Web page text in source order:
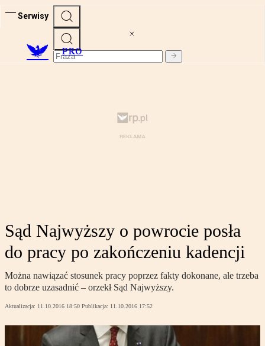
Serwisy
PRO
Sąd Najwyższy o powrocie posła
do pracy po zakończeniu kadencji
Można nawiązać stosunek pracy poprzez fakty dokonane, ale trzeba
to dobrze uzasadnić – orzekł Sąd Najwyższy.
Aktualizacja: 11.10.2016 18:50 Publikacja: 11.10.2016 17:52